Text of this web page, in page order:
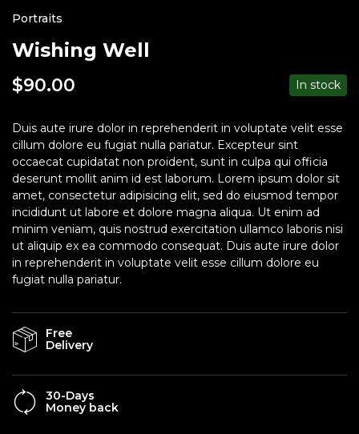
Portraits
Wishing Well
$90.00 In stock
Duis aute irure dolor in reprehenderit in voluptate velit esse
cillum dolore eu fugiat nulla pariatur. Excepteur sint
occaecat cupidatat non proident, sunt in culpa qui officia
deserunt mollit anim id est laborum. Lorem ipsum dolor sit
amet, consectetur adipisicing elit, sed do eiusmod tempor
incididunt ut labore et dolore magna aliqua. Ut enim ad
minim veniam, quis nostrud exercitation ullamco laboris nisi
ut aliquip ex ea commodo consequat. Duis aute irure dolor
in reprehenderit in voluptate velit esse cillum dolore eu
fugiat nulla pariatur.
Free
Delivery
30-Days
Money back